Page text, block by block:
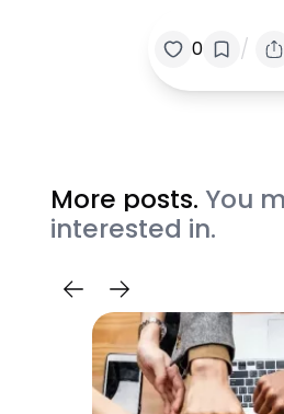
0 /
More posts. You
interested in.